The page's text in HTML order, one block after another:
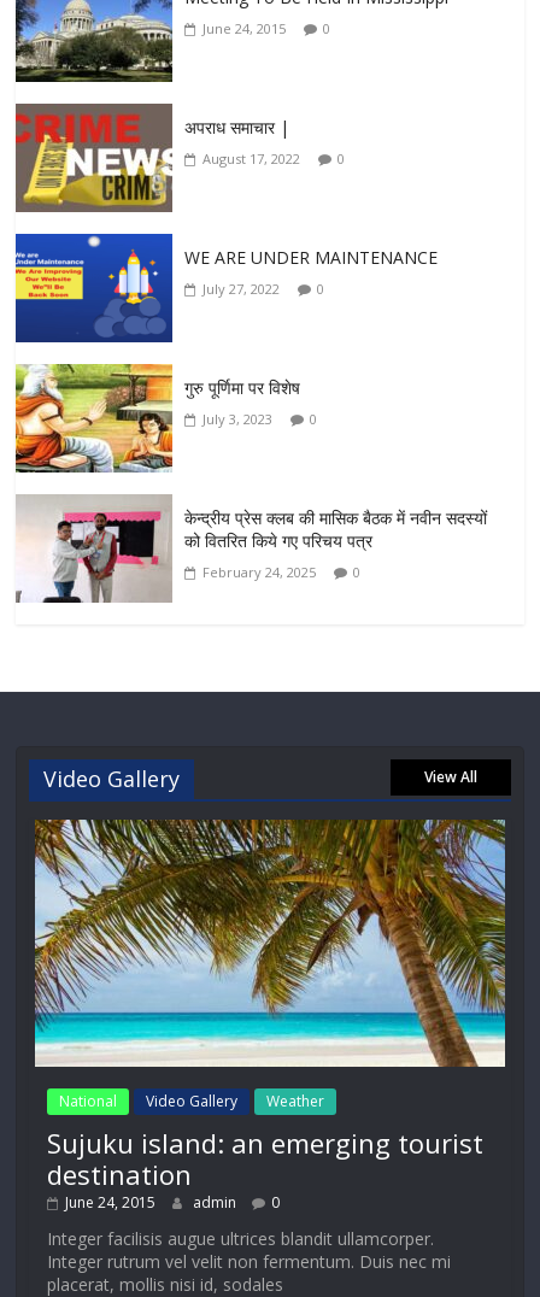
June 24, 2015 0
अपराध समाचार |
August 17, 2022 0
WE ARE UNDER MAINTENANCE
July 27, 2022 0
गुरु पूर्णिमा पर विशेष
July 3, 2023 0
केन्द्रीय प्रेस क्लब की मासिक बैठक में नवीन सदस्यों
को वितरित किये गए परिचय पत्र
February 24, 2025 0
Video Gallery View All
National Video Gallery Weather
Sujuku island: an emerging tourist
destination
June 24, 2015 admin 0
Integer facilisis augue ultrices blandit ullamcorper.
Integer rutrum vel velit non fermentum. Duis nec mi
placerat, mollis nisi id, sodales